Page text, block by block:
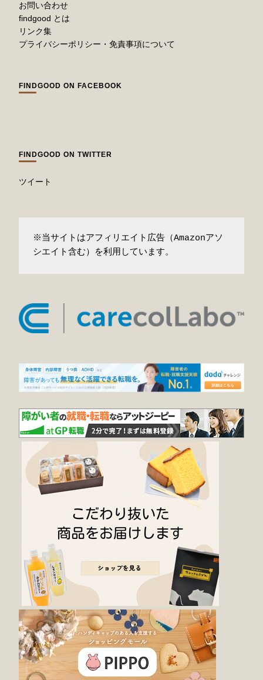
お問い合わせ
findgood とは
リンク集
プライバシーポリシー・免責事項について
FINDGOOD ON FACEBOOK
FINDGOOD ON TWITTER
ツイート
※当サイトはアフィリエイト広告（Amazonアソ
シエイト含む）を利用しています。